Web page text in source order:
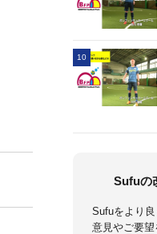
10
Sufuの
Sufuをより
意見やご要望